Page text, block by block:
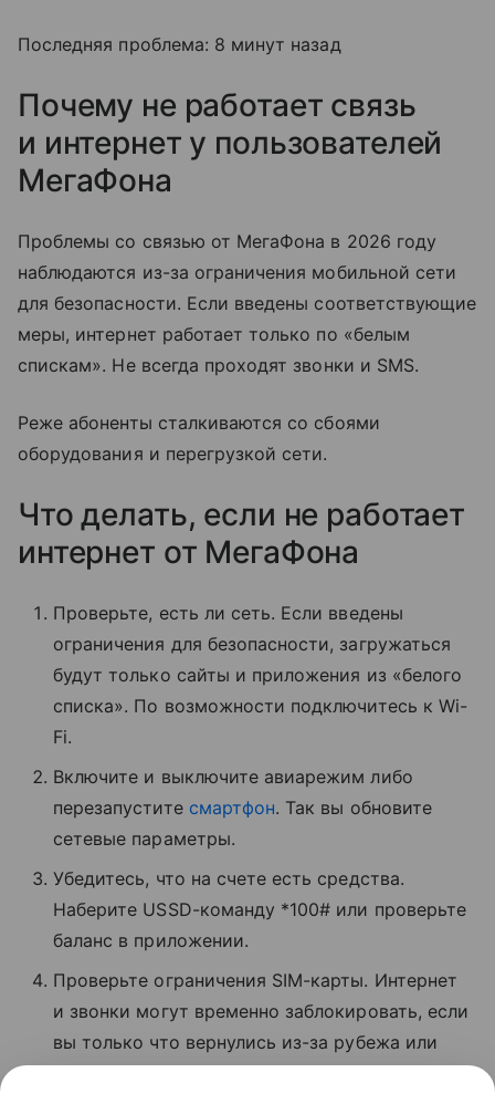
Последняя проблема: 8 минут назад
Почему не работает связь
и интернет у пользователей
МегаФона
Проблемы со связью от МегаФона в 2026 году
наблюдаются из-за ограничения мобильной сети
для безопасности. Если введены соответствующие
меры, интернет работает только по «белым
спискам». Не всегда проходят звонки и SMS.
Реже абоненты сталкиваются со сбоями
оборудования и перегрузкой сети.
Что делать, если не работает
интернет от МегаФона
Проверьте, есть ли сеть. Если введены
ограничения для безопасности, загружаться
будут только сайты и приложения из «белого
списка». По возможности подключитесь к Wi-
Fi.
Включите и выключите авиарежим либо
перезапустите смартфон. Так вы обновите
сетевые параметры.
Убедитесь, что на счете есть средства.
Наберите USSD-команду *100# или проверьте
баланс в приложении.
Проверьте ограничения SIM-карты. Интернет
и звонки могут временно заблокировать, если
вы только что вернулись из-за рубежа или